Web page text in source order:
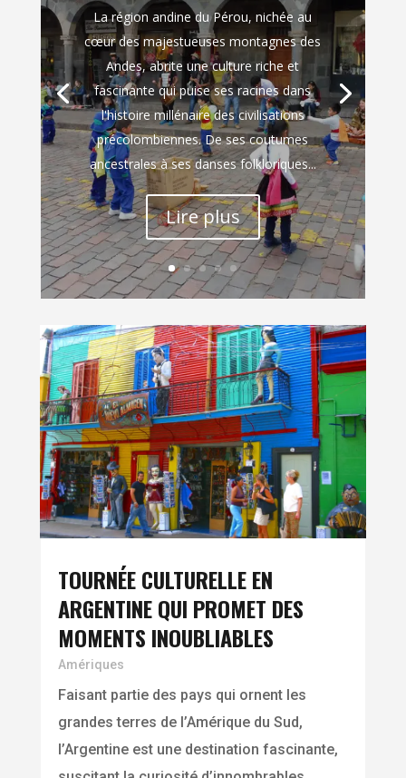
La région andine du Pérou, nichée au
cœur des majestueuses montagnes des
Andes, abrite une culture riche et
fascinante qui puise ses racines dans
l'histoire millénaire des civilisations
précolombiennes. De ses coutumes
ancestrales à ses danses folkloriques...
Lire plus
TOURNÉE CULTURELLE EN
ARGENTINE QUI PROMET DES
MOMENTS INOUBLIABLES
Amériques
Faisant partie des pays qui ornent les
grandes terres de l’Amérique du Sud,
l’Argentine est une destination fascinante,